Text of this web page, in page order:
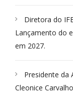
Diretora do
Lançamento do
em 2027.
Presidente da
Cleonice